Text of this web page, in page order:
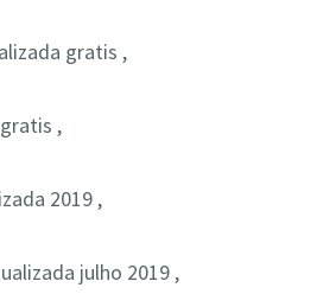
gratis ,
,
2019 ,
julho 2019 ,